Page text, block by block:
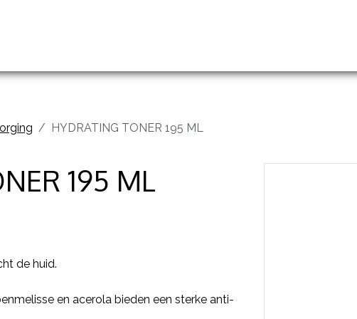
HYDRATING TONER 195 ML
195 ML
de huid.
en acerola bieden een sterke anti-